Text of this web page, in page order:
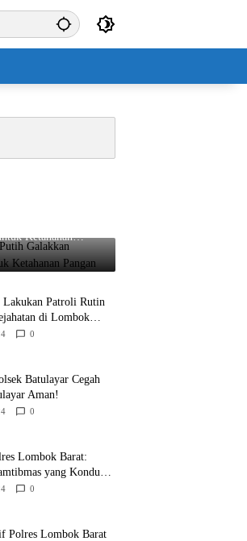
Galakkan
Ketahanan
Lakukan Patroli Rutin
di Lombok
0
Batulayar Cegah
Aman!
0
Lombok Barat:
yang Kondusif
0
Polres Lombok Barat